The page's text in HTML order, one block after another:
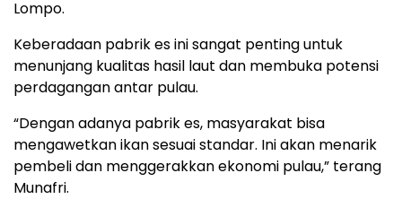
Lompo.
Keberadaan pabrik es ini sangat penting untuk
menunjang kualitas hasil laut dan membuka potensi
perdagangan antar pulau.
“Dengan adanya pabrik es, masyarakat bisa
mengawetkan ikan sesuai standar. Ini akan menarik
pembeli dan menggerakkan ekonomi pulau,” terang
Munafri.